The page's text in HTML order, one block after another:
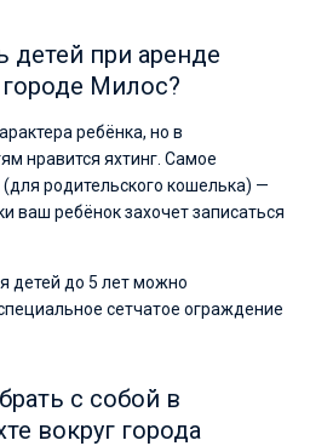
детей при аренде
городе Милос?
ребёнка, но в
нравится яхтинг. Самое
родительского кошелька) —
ваш ребёнок захочет записаться
детей до 5 лет можно
сетчатое ограждение
с собой в
вокруг города